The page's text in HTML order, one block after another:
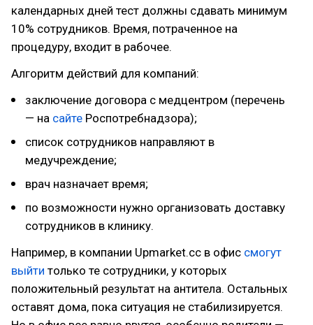
календарных дней тест должны сдавать минимум
10% сотрудников. Время, потраченное на
процедуру, входит в рабочее.
Алгоритм действий для компаний:
заключение договора с медцентром (перечень
— на сайте Роспотребнадзора);
список сотрудников направляют в
медучреждение;
врач назначает время;
по возможности нужно организовать доставку
сотрудников в клинику.
Например, в компании Upmarket.cc в офис смогут
выйти только те сотрудники, у которых
положительный результат на антитела. Остальных
оставят дома, пока ситуация не стабилизируется.